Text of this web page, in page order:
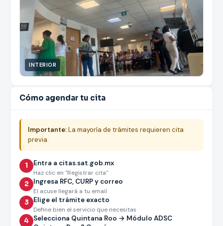
INTERIOR
Cómo agendar tu cita
Importante:La mayoría de trámites requieren cita
previa.
1 Entra a citas.sat.gob.mx
Haz clic en "Registrar cita"
2 Ingresa RFC, CURP y correo
El acuse llegará a tu email
3 Elige el trámite exacto
Define bien el servicio que necesitas
4 Selecciona Quintana Roo → Módulo ADSC